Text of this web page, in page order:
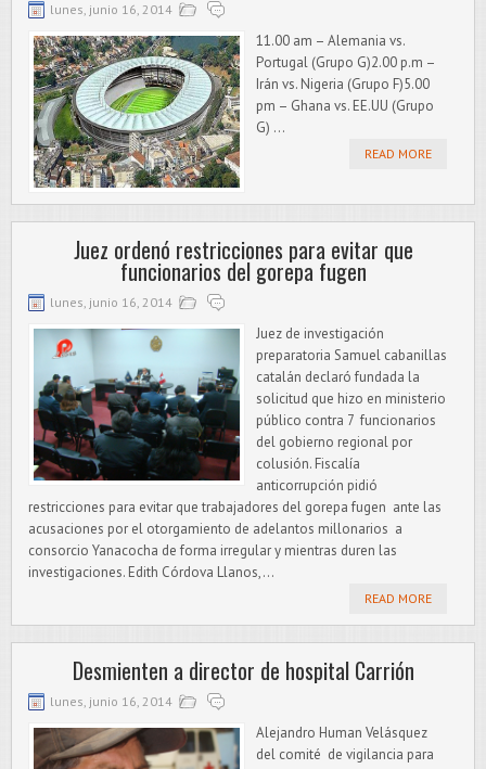
lunes, junio 16, 2014
11.00 am – Alemania vs.
Portugal (Grupo G)2.00 p.m –
Irán vs. Nigeria (Grupo F)5.00
pm – Ghana vs. EE.UU (Grupo
G) ...
READ MORE
Juez ordenó restricciones para evitar que
funcionarios del gorepa fugen
lunes, junio 16, 2014
Juez de investigación
preparatoria Samuel cabanillas
catalán declaró fundada la
solicitud que hizo en ministerio
público contra 7 funcionarios
del gobierno regional por
colusión. Fiscalía
anticorrupción pidió
restricciones para evitar que trabajadores del gorepa fugen ante las
acusaciones por el otorgamiento de adelantos millonarios a
consorcio Yanacocha de forma irregular y mientras duren las
investigaciones. Edith Córdova Llanos,...
READ MORE
Desmienten a director de hospital Carrión
lunes, junio 16, 2014
Alejandro Human Velásquez
del comité de vigilancia para